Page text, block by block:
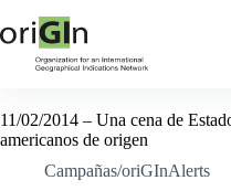
11/02/2014 – Una cena de
americanos de origen
Campañas/oriGInAlerts